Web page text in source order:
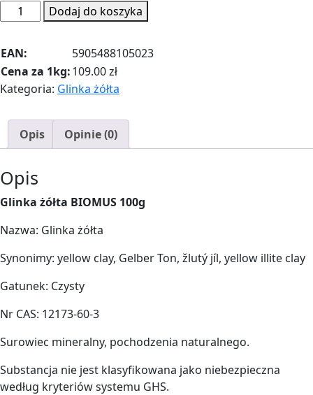
ilość
Glinka
100g
Dodaj do koszyka
EAN:
5905488105023
Cena za 1kg:109.00 zł
Kategoria: Glinka żółta
Opis Opinie (0)
Opis
Glinka żółta BIOMUS 100g
Nazwa: Glinka żółta
Synonimy: yellow clay, Gelber Ton, žlutý jíl, yellow illite clay
Gatunek: Czysty
Nr CAS: 12173-60-3
Surowiec mineralny, pochodzenia naturalnego.
Substancja nie jest klasyfikowana jako niebezpieczna
według kryteriów systemu GHS.